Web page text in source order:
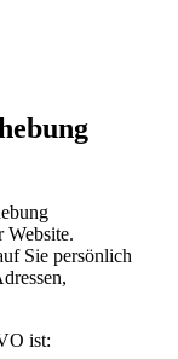
Website.
Sie persönlich
ist: